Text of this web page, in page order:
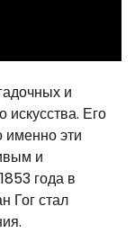
и
Его
именно эти
и
года в
Гог стал